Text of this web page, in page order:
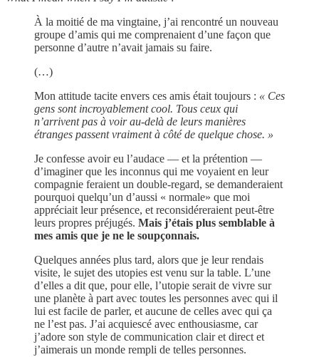
À la moitié de ma vingtaine, j’ai rencontré un nouveau
groupe d’amis qui me comprenaient d’une façon que
personne d’autre n’avait jamais su faire.
(…)
Mon attitude tacite envers ces amis était toujours : « Ces
gens sont incroyablement cool. Tous ceux qui
n’arrivent pas à voir au-delà de leurs manières
étranges passent vraiment à côté de quelque chose. »
Je confesse avoir eu l’audace — et la prétention —
d’imaginer que les inconnus qui me voyaient en leur
compagnie feraient un double-regard, se demanderaient
pourquoi quelqu’un d’aussi « normale» que moi
appréciait leur présence, et reconsidéreraient peut-être
leurs propres préjugés. Mais j’étais plus semblable à
mes amis que je ne le soupçonnais.
Quelques années plus tard, alors que je leur rendais
visite, le sujet des utopies est venu sur la table. L’une
d’elles a dit que, pour elle, l’utopie serait de vivre sur
une planète à part avec toutes les personnes avec qui il
lui est facile de parler, et aucune de celles avec qui ça
ne l’est pas. J’ai acquiescé avec enthousiasme, car
j’adore son style de communication clair et direct et
j’aimerais un monde rempli de telles personnes.